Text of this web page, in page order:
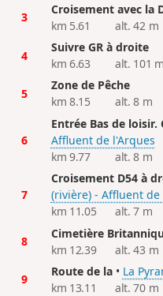
3
Croisement avec la
km 5.61
alt. 42 m
4
Suivre GR à droite
km 6.63
alt. 101 m
5
Zone de Pêche
km 8.15
alt. 8 m
6
Entrée Bas de loisir.
Affluent de l'Arques
km 9.77
alt. 8 m
7
Croisement D54 à
(rivière) - Affluent de
km 11.05
alt. 7 m
8
Cimetière
km 12.39
alt. 43 m
9
Route de la• La
km 13.11
alt. 70 m